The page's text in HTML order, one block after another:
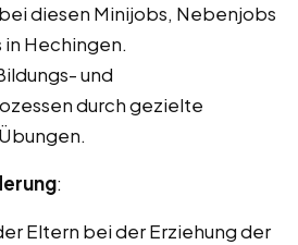
diesen Minijobs, Nebenjobs
Hechingen.
und
durch gezielte
:
Eltern bei der Erziehung der